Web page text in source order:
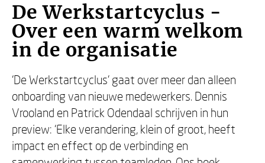
De Werkstartcyclus -
Over een warm welkom
in de organisatie
‘De Werkstartcyclus’ gaat over meer dan alleen
onboarding van nieuwe medewerkers. Dennis
Vrooland en Patrick Odendaal schrijven in hun
preview: ‘Elke verandering, klein of groot, heeft
impact en effect op de verbinding en